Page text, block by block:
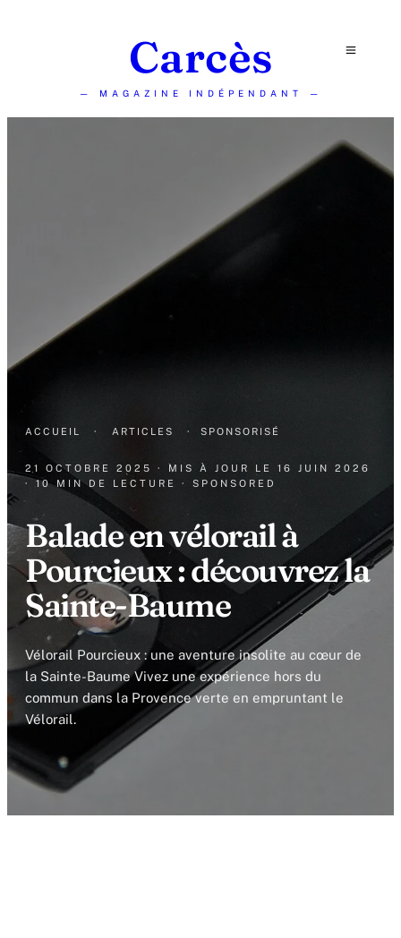
Carcès
— MAGAZINE INDÉPENDANT —
ACCUEIL · ARTICLES · SPONSORISÉ
21 OCTOBRE 2025 · MIS À JOUR LE 16 JUIN 2026
· 10 MIN DE LECTURE
· SPONSORED
Balade en vélorail à
Pourcieux : découvrez la
Sainte-Baume
Vélorail Pourcieux : une aventure insolite au cœur de
la Sainte-Baume Vivez une expérience hors du
commun dans la Provence verte en empruntant le
Vélorail.